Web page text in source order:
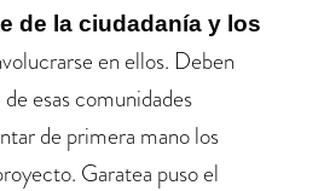
de la ciudadanía y los
en ellos. Deben
esas comunidades
de primera mano los
Garatea puso el